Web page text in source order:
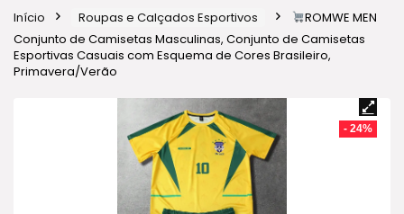
Início Roupas e Calçados Esportivos
ROMWE MEN
Conjunto de Camisetas Masculinas, Conjunto de Camisetas
Esportivas Casuais com Esquema de Cores Brasileiro,
Primavera/Verão
- 24%